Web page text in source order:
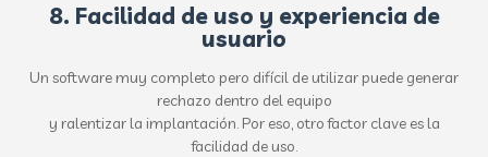
8. Facilidad de uso y experiencia de
usuario
Un software muy completo pero difícil de utilizar puede generar
rechazo dentro del equipo
y ralentizar la implantación. Por eso, otro factor clave es la
facilidad de uso.